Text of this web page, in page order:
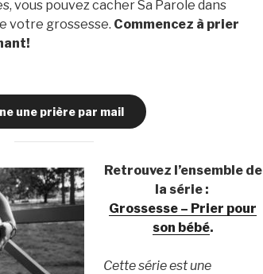
vous pouvez cacher Sa Parole dans
votre grossesse. Commencez à prier
une prière par mail
Retrouvez l’ensemble de
la série :
Grossesse – Prier pour
son bébé.
Cette série est une